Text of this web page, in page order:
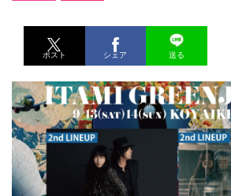
ポスト シェア 送る